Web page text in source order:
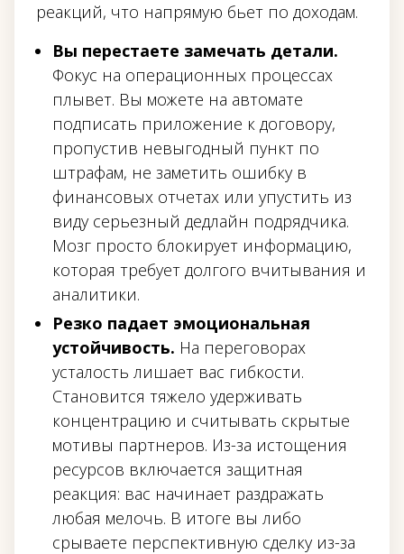
реакций, что напрямую бьет по доходам.
Вы перестаете замечать детали.
Фокус на операционных процессах
плывет. Вы можете на автомате
подписать приложение к договору,
пропустив невыгодный пункт по
штрафам, не заметить ошибку в
финансовых отчетах или упустить из
виду серьезный дедлайн подрядчика.
Мозг просто блокирует информацию,
которая требует долгого вчитывания и
аналитики.
Резко падает эмоциональная
устойчивость. На переговорах
усталость лишает вас гибкости.
Становится тяжело удерживать
концентрацию и считывать скрытые
мотивы партнеров. Из-за истощения
ресурсов включается защитная
реакция: вас начинает раздражать
любая мелочь. В итоге вы либо
срываете перспективную сделку из-за